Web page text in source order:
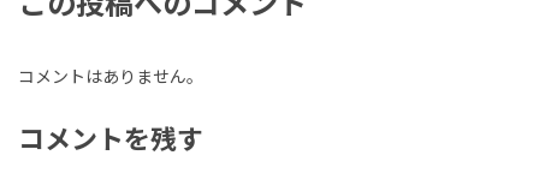
コメントはありません。
コメントを残す